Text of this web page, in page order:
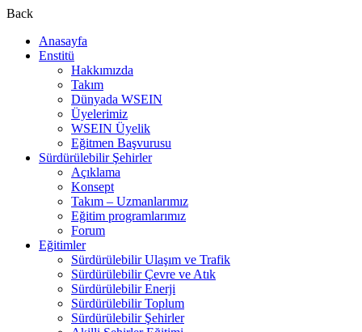
Back
Anasayfa
Enstitü
Hakkımızda
Takım
Dünyada WSEIN
Üyelerimiz
WSEIN Üyelik
Eğitmen Başvurusu
Sürdürülebilir Şehirler
Açıklama
Konsept
Takım – Uzmanlarımız
Eğitim programlarımız
Forum
Eğitimler
Sürdürülebilir Ulaşım ve Trafik
Sürdürülebilir Çevre ve Atık
Sürdürülebilir Enerji
Sürdürülebilir Toplum
Sürdürülebilir Şehirler